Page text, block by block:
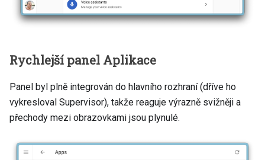
Rychlejší panel Aplikace
Panel byl plně integrován do hlavního rozhraní (dříve ho
vykresloval Supervisor), takže reaguje výrazně svižněji a
přechody mezi obrazovkami jsou plynulé.